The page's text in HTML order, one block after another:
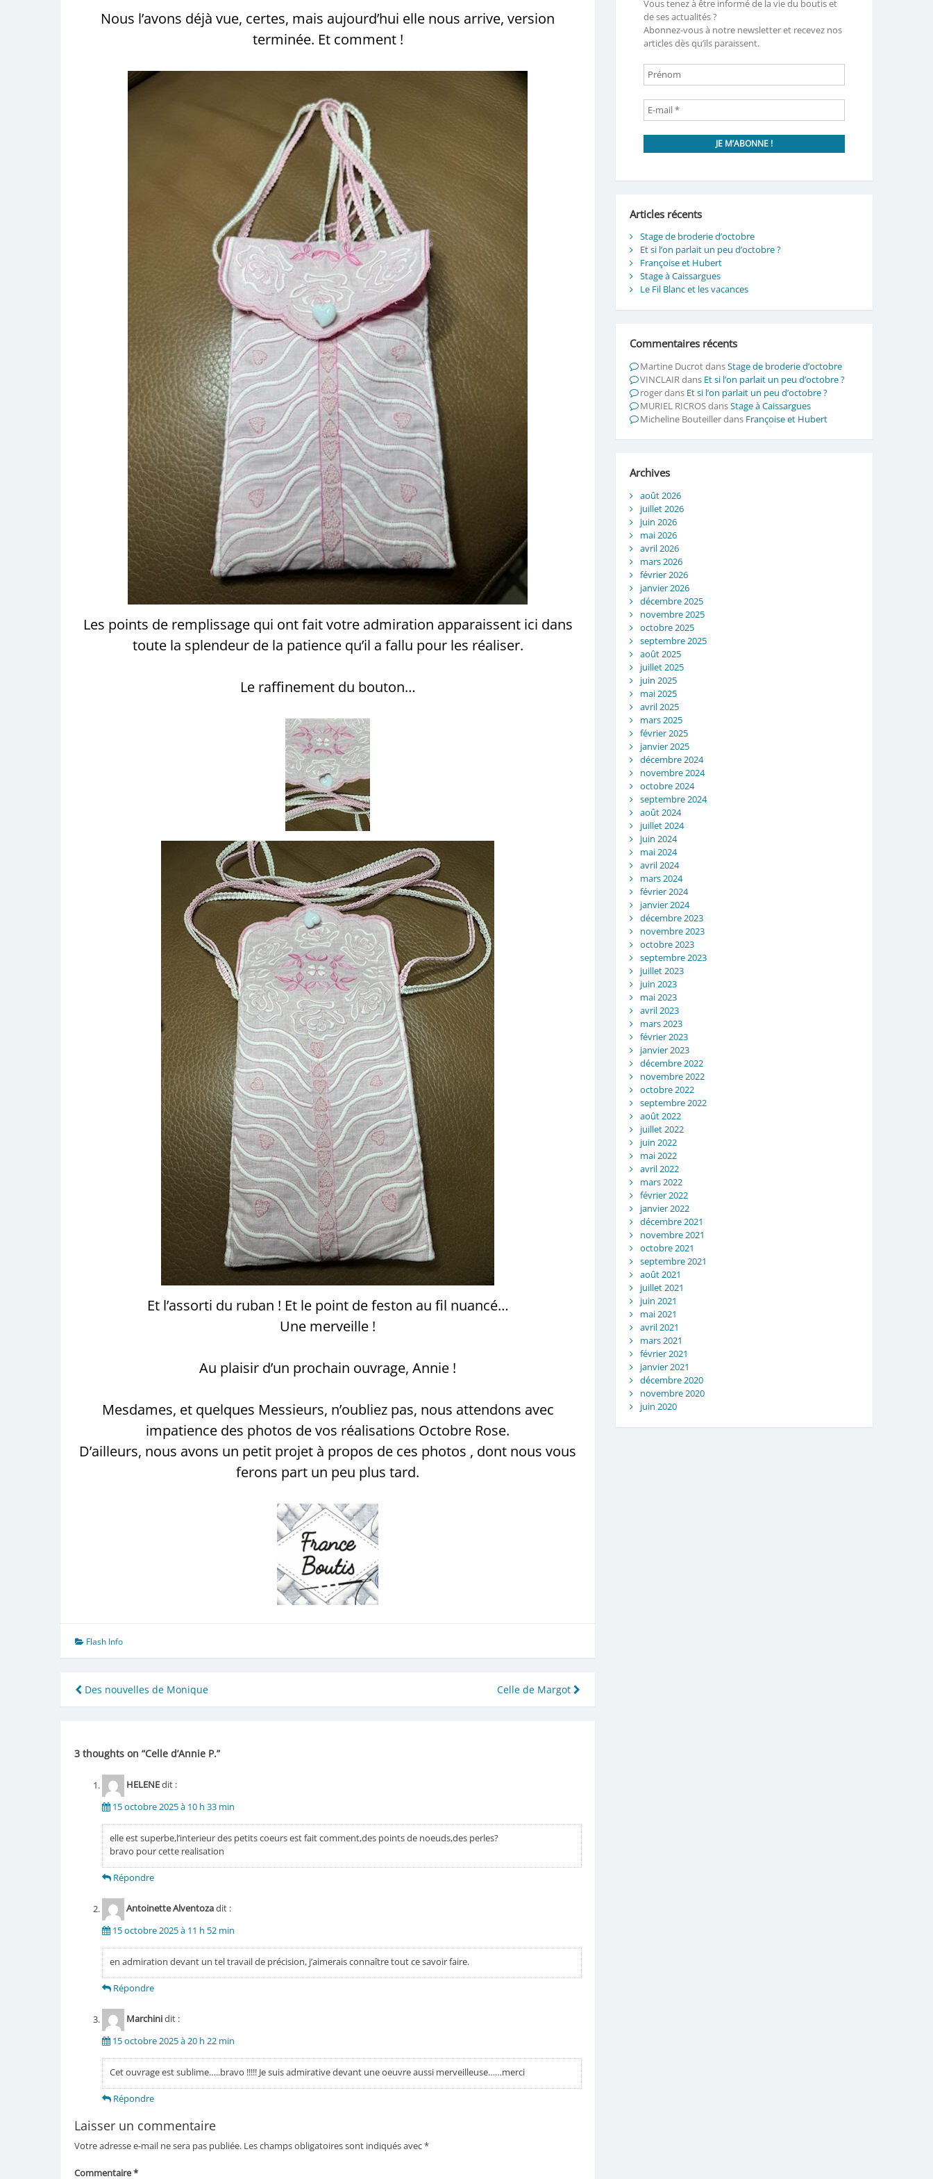
Nous l’avons déjà vue, certes, mais aujourd’hui elle nous arrive, version
terminée. Et comment !
Les points de remplissage qui ont fait votre admiration apparaissent ici dans
toute la splendeur de la patience qu’il a fallu pour les réaliser.
Le raffinement du bouton…
Et l’assorti du ruban ! Et le point de feston au fil nuancé…
Une merveille !
Au plaisir d’un prochain ouvrage, Annie !
Mesdames, et quelques Messieurs, n’oubliez pas, nous attendons avec
impatience des photos de vos réalisations Octobre Rose.
D’ailleurs, nous avons un petit projet à propos de ces photos , dont nous vous
ferons part un peu plus tard.
Flash Info
Navigation
de
Des nouvelles de Monique Celle de Margot
3 thoughts on “Celle d’Annie P.”
HELENEdit :
15 octobre 2025 à 10 h 33 min
elle est superbe,l’interieur des petits coeurs est fait comment,des points de noeuds,des perles?
bravo pour cette realisation
Répondre
Antoinette Alventozadit :
15 octobre 2025 à 11 h 52 min
en admiration devant un tel travail de précision, j’aimerais connaître tout ce savoir faire.
Répondre
Marchinidit :
15 octobre 2025 à 20 h 22 min
Cet ouvrage est sublime…..bravo !!!!! Je suis admirative devant une oeuvre aussi merveilleuse……merci
Répondre
Laisser un commentaire
Votre adresse e-mail ne sera pas publiée. Les champs obligatoires sont indiqués avec*
Commentaire*
Vous tenez à être informé de la vie du boutis et
de ses actualités ?
Abonnez-vous à notre newsletter et recevez nos
articles dès qu’ils paraissent.
Articles récents
Stage de broderie d’octobre
Et si l’on parlait un peu d’octobre ?
Françoise et Hubert
Stage à Caissargues
Le Fil Blanc et les vacances
Commentaires récents
Martine DucrotdansStage de broderie d’octobre
VINCLAIR dans Et si l’on parlait un peu d’octobre ?
rogerdans Et si l’on parlait un peu d’octobre ?
MURIEL RICROSdansStage à Caissargues
Micheline Bouteillerdans Françoise et Hubert
Archives
août 2026
juillet 2026
juin 2026
mai 2026
avril 2026
mars 2026
février 2026
janvier 2026
décembre 2025
novembre 2025
octobre 2025
septembre 2025
août 2025
juillet 2025
juin 2025
mai 2025
avril 2025
mars 2025
février 2025
janvier 2025
décembre 2024
novembre 2024
octobre 2024
septembre 2024
août 2024
juillet 2024
juin 2024
mai 2024
avril 2024
mars 2024
février 2024
janvier 2024
décembre 2023
novembre 2023
octobre 2023
septembre 2023
juillet 2023
juin 2023
mai 2023
avril 2023
mars 2023
février 2023
janvier 2023
décembre 2022
novembre 2022
octobre 2022
septembre 2022
août 2022
juillet 2022
juin 2022
mai 2022
avril 2022
mars 2022
février 2022
janvier 2022
décembre 2021
novembre 2021
octobre 2021
septembre 2021
août 2021
juillet 2021
juin 2021
mai 2021
avril 2021
mars 2021
février 2021
janvier 2021
décembre 2020
novembre 2020
juin 2020